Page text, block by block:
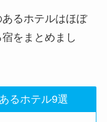
るホテルはほぼ
をまとめまし
るホテル9選